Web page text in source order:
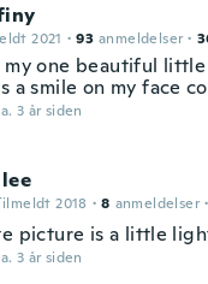
2021 · 93 anmeldelser ·
my one beautiful
a smile on my face
3 år siden
2018 · 8 anmeldelser ·
picture is a little
3 år siden